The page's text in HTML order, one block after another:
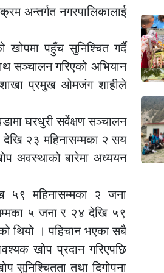
अन्तर्गत नगरपालिकालाई
खोपमा पहुँच सुनिश्चित गर्दै
सञ्चालन गरिएको अभियान
शाखा प्रमुख ओमजंग शाहीले
घरधुरी सर्वेक्षण सञ्चालन
देखि २३ महिनासम्मका २ सय
अवस्थाको बारेमा अध्ययन
५९ महिनासम्मका २ जना
५ जना र २४ देखि ५९
थियो । पहिचान भएका सबै
खोप प्रदान गरिएपछि
सुनिश्चितता तथा दिगोपना